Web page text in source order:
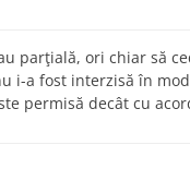
parţială, ori chiar să
i-a fost interzisă în
permisă decât cu